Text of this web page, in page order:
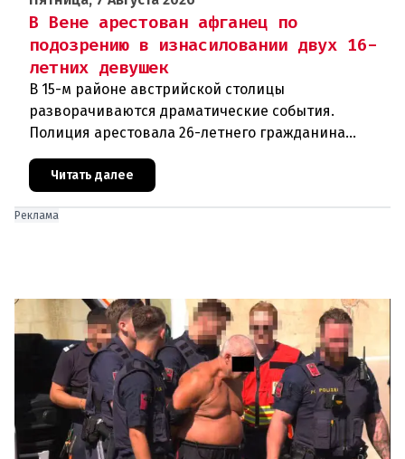
В Вене арестован афганец по
подозрению в изнасиловании двух 16-
летних девушек
В 15-м районе австрийской столицы
разворачиваются драматические события.
Полиция арестовала 26-летнего гражданина
Афганистана по подозрению в изнасиловании
двух 16-летних девушек.Вызов полиции и задер
Читать далее
Реклама